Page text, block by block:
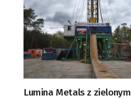
Lumina Metals z zielonym